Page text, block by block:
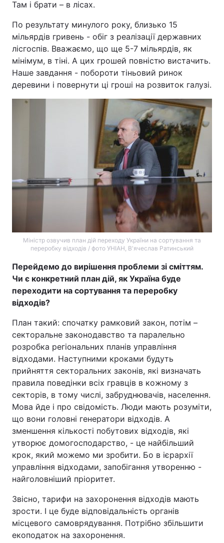
Там і брати – в лісах.
По результату минулого року, близько 15
мільярдів гривень - обіг з реалізації державних
лісгоспів. Вважаємо, що ще 5-7 мільярдів, як
мінімум, в тіні. А цих грошей повністю вистачить.
Наше завдання - побороти тіньовий ринок
деревини і повернути ці гроші на розвиток галузі.
Міністр озвучив план дій переходу України на сортування та
переробку відходів / фото УНІАН, В'ячеслав Ратинський
Перейдемо до вирішення проблеми зі сміттям.
Чи є конкретний план дій, як Україна буде
переходити на сортування та переробку
відходів?
План такий: спочатку рамковий закон, потім –
секторальне законодавство та паралельно
розробка регіональних планів управління
відходами. Наступними кроками будуть
прийняття секторальних законів, які визначать
правила поведінки всіх гравців в кожному з
секторів, в тому числі, забруднювачів, населення.
Мова йде і про свідомість. Люди мають розуміти,
що вони головні генератори відходів. А
зменшення кількості побутових відходів, які
утворює домогосподарство, - це найбільший
крок, який можемо ми зробити. Бо в ієрархії
управління відходами, запобігання утворенню -
найголовніший пріоритет.
Звісно, тарифи на захоронення відходів мають
зрости. І це буде відповідальність органів
місцевого самоврядування. Потрібно збільшити
екоподаток на захоронення.